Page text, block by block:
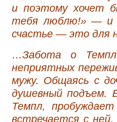
и поэтому хочет
тебя люблю!» — и
счастье — это для
…Забота о
неприятных
мужу. Общаясь с
душевный подъем.
Темпл,
встречается с